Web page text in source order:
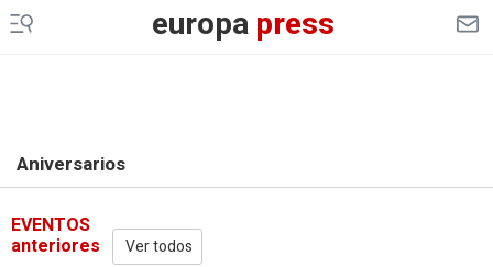
europapress
Aniversarios
EVENTOS
anteriores Ver todos